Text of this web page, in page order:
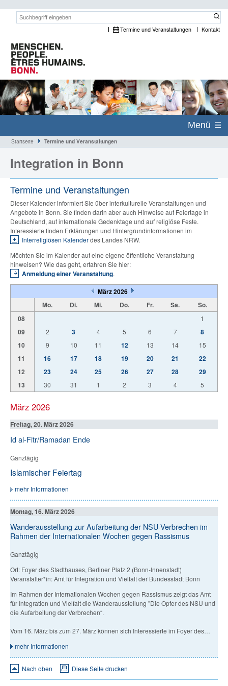
Suchwort:
Termine und Veranstaltungen Kontakt
Menü
Startseite Termine und Veranstaltungen
Integration in Bonn
Termine und Veranstaltungen
Dieser Kalender informiert Sie über interkulturelle Veranstaltungen und
Angebote in Bonn. Sie finden darin aber auch Hinweise auf Feiertage in
Deutschland, auf internationale Gedenktage und auf religiöse Feste.
Interessierte finden Erklärungen und Hintergrundinformationen im
Interreligiösen Kalenderdes Landes NRW.
Möchten Sie im Kalender auf eine eigene öffentliche Veranstaltung
hinweisen? Wie das geht, erfahren Sie hier:
Anmeldung einer Veranstaltung.
März 2026
Mo.
Di. Mi. Do. Fr. Sa.
So.
08
1
09 2 3 4 5 6 7
8
10
9 10 11 12 13 14 15
11 16 17 18 19 20 21
22
12
23 24 25 26 27 28
29
13
30 31 1 2 3 4 5
März 2026
Freitag, 20. März 2026
Id al-Fitr/Ramadan Ende
Ganztägig
Islamischer Feiertag
mehr Informationen
Montag, 16. März 2026
Wanderausstellung zur Aufarbeitung der NSU-Verbrechen im
Rahmen der Internationalen Wochen gegen Rassismus
Ganztägig
Ort: Foyer des Stadthauses, Berliner Platz 2 (Bonn-Innenstadt)
Veranstalter*in: Amt für Integration und Vielfalt der Bundesstadt Bonn
Im Rahmen der Internationalen Wochen gegen Rassismus zeigt das Amt
für Integration und Vielfalt die Wanderausstellung "Die Opfer des NSU und
die Aufarbeitung der Verbrechen“.
Vom 16. März bis zum 27. März können sich Interessierte im Foyer des…
mehr Informationen
Nach oben Diese Seite drucken